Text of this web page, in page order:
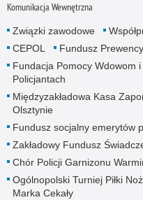
Komunikacja Wewnętrzna
Związki zawodowe
CEPOL
Fundusz
Fundacja Pomocy Wdowom
Policjantach
Międzyzakładowa Kasa
Olsztynie
Fundusz socjalny emerytów
Zakładowy Fundusz
Chór Policji Garnizonu
Ogólnopolski Turniej Piłki
Marka Cekały